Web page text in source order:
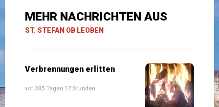
MEHR NACHRICHTEN AUS
ST. STEFAN OB LEOBEN
Verbrennungen erlitten
vor 385 Tagen 12 Stunden